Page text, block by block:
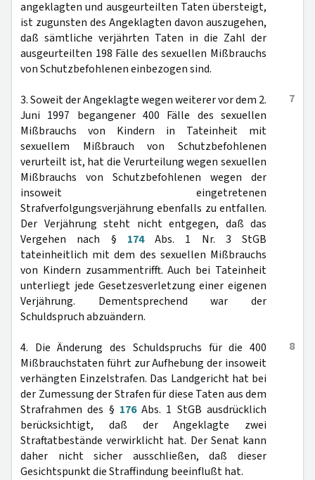
angeklagten und ausgeurteilten Taten übersteigt,
ist zugunsten des Angeklagten davon auszugehen,
daß sämtliche verjährten Taten in die Zahl der
ausgeurteilten 198 Fälle des sexuellen Mißbrauchs
von Schutzbefohlenen einbezogen sind.
7
3. Soweit der Angeklagte wegen weiterer vor dem 2.
Juni 1997 begangener 400 Fälle des sexuellen
Mißbrauchs von Kindern in Tateinheit mit
sexuellem Mißbrauch von Schutzbefohlenen
verurteilt ist, hat die Verurteilung wegen sexuellen
Mißbrauchs von Schutzbefohlenen wegen der
insoweit eingetretenen
Strafverfolgungsverjährung ebenfalls zu entfallen.
Der Verjährung steht nicht entgegen, daß das
Vergehen nach § 174Abs. 1 Nr. 3 StGB
tateinheitlich mit dem des sexuellen Mißbrauchs
von Kindern zusammentrifft. Auch bei Tateinheit
unterliegt jede Gesetzesverletzung einer eigenen
Verjährung. Dementsprechend war der
Schuldspruch abzuändern.
8
4. Die Änderung des Schuldspruchs für die 400
Mißbrauchstaten führt zur Aufhebung der insoweit
verhängten Einzelstrafen. Das Landgericht hat bei
der Zumessung der Strafen für diese Taten aus dem
Strafrahmen des § 176Abs. 1 StGB ausdrücklich
berücksichtigt, daß der Angeklagte zwei
Straftatbestände verwirklicht hat. Der Senat kann
daher nicht sicher ausschließen, daß dieser
Gesichtspunkt die Straffindung beeinflußt hat.